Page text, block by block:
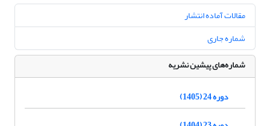
مقالات آماده انتشار
شماره جاری
شماره‌های پیشین نشریه
دوره 24 (1405)